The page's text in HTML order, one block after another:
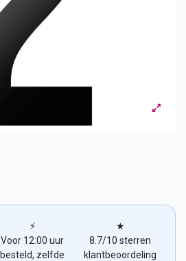
⚡
Voor 12:00 uur
besteld, zelfde
★
8.7/10 sterren
klantbeoordeling